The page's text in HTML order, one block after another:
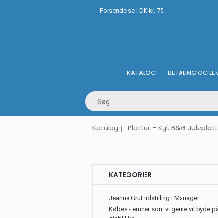
Forsendelse i DK kr. 75.
KATALOG BETALING OG
Katalog Platter - Kgl. B&G
KATEGORIER
Jeanne Grut udstilling i Mariager
Købes - emner som vi gerne vil byde